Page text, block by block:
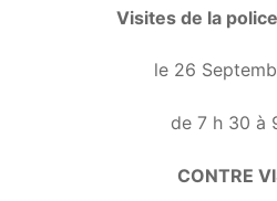
Visites de la
le 26
de 7 h 30 à
CONTRE